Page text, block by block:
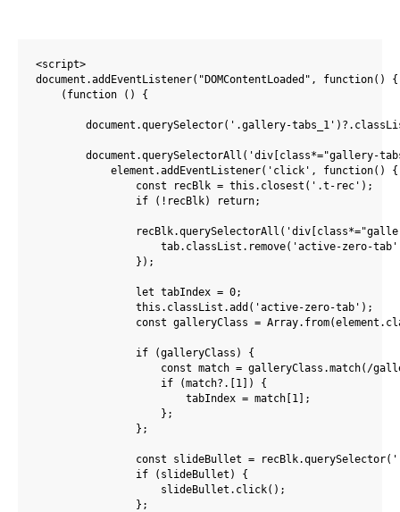
<script>
document.addEventListener("DOMContentLoaded", function() {
    (function () {
document.querySelector('.gallery-
document.querySelectorAll('div[class*="gallery-
            element.addEventListener('click', function() {
                const recBlk = this.closest('.t-rec');
                if (!recBlk) return;
tab.classList.remove('active-zero-
                });
                let tabIndex = 0;
                this.classList.add('active-zero-tab');
const galleryClass =
                if (galleryClass) {
const match = galleryClass.match(/
                    if (match?.[1]) {
                        tabIndex = match[1];
                    };
                };
const slideBullet =
                if (slideBullet) {
                    slideBullet.click();
                };